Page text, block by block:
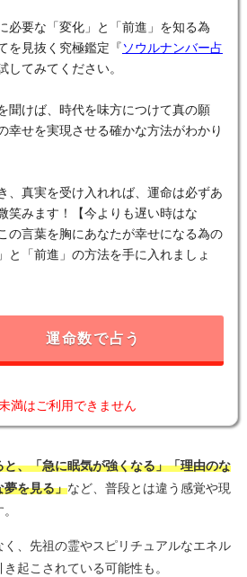
必要な「変化」と「前進」を知る為
を見抜く究極鑑定『 ソウルナンバー占
してみてください。
聞けば、時代を味方につけて真の願
幸せを実現させる確かな方法がわかり
、真実を受け入れれば、運命は必ずあ
笑みます！【今よりも遅い時はな
の言葉を胸にあなたが幸せになる為の
と「前進」の方法を手に入れましょ
運命数で占う
満はご利用できません
、「急に眠気が強くなる」「理由のな
夢を見る」など、普段とは違う感覚や現
く、先祖の霊やスピリチュアルなエネル
起こされている可能性も。